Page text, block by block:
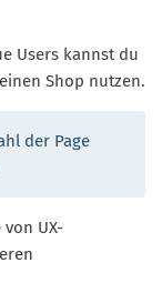
Users kannst du
Shop nutzen.
der Page
UX-